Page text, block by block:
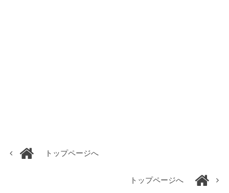
トップページへ
トップページへ